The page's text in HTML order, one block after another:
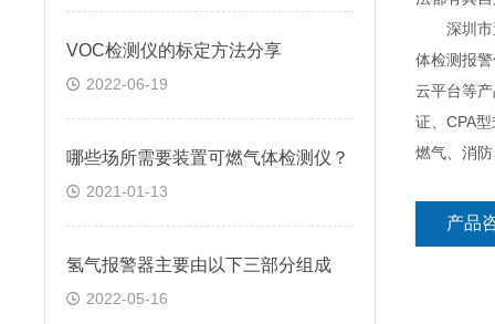
VOC检测仪的标定方法分享
2022-06-19
哪些场所需要装置可燃气体检测仪？
2021-01-13
氢气报警器主要由以下三部分组成
2022-05-16
深圳市逸
体检测报
云平台等
证、CPA
燃气、消
产品